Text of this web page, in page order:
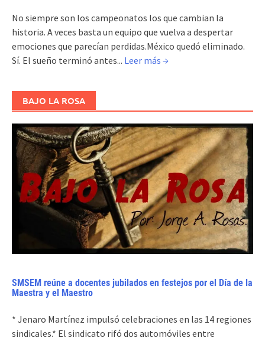
No siempre son los campeonatos los que cambian la
historia. A veces basta un equipo que vuelva a despertar
emociones que parecían perdidas.México quedó eliminado.
Sí. El sueño terminó antes... Leer más →
BAJO LA ROSA
SMSEM reúne a docentes jubilados en festejos por el Día de la
Maestra y el Maestro
* Jenaro Martínez impulsó celebraciones en las 14 regiones
sindicales.* El sindicato rifó dos automóviles entre